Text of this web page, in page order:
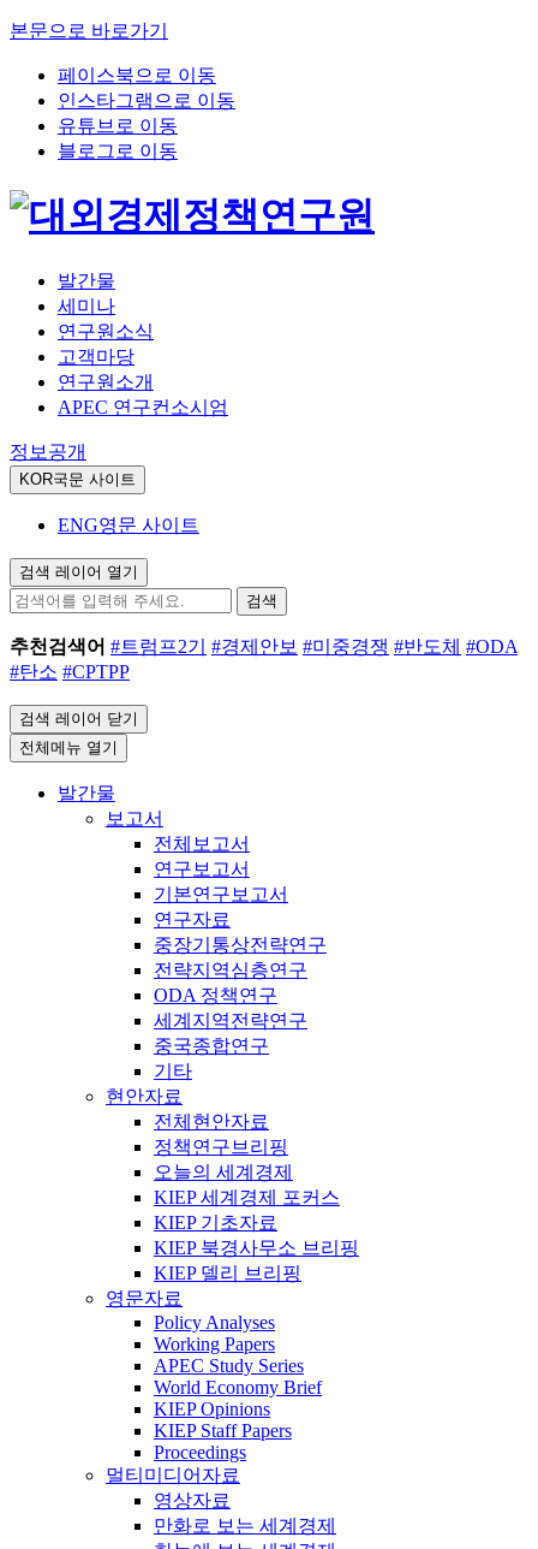
본문으로 바로가기
페이스북으로 이동
인스타그램으로 이동
유튜브로 이동
블로그로 이동
발간물
세미나
연구원소식
고객마당
연구원소개
APEC 연구컨소시엄
정보공개
KOR국문 사이트
ENG영문 사이트
검색 레이어 열기
검색
추천검색어 #트럼프2기 #경제안보 #미중경쟁 #반도체 #ODA
#탄소 #CPTPP
검색 레이어 닫기
전체메뉴 열기
발간물
보고서
전체보고서
연구보고서
기본연구보고서
연구자료
중장기통상전략연구
전략지역심층연구
ODA 정책연구
세계지역전략연구
중국종합연구
기타
현안자료
전체현안자료
정책연구브리핑
오늘의 세계경제
KIEP 세계경제 포커스
KIEP 기초자료
KIEP 북경사무소 브리핑
KIEP 델리 브리핑
영문자료
Policy Analyses
Working Papers
APEC Study Series
World Economy Brief
KIEP Opinions
KIEP Staff Papers
Proceedings
멀티미디어자료
영상자료
만화로 보는 세계경제